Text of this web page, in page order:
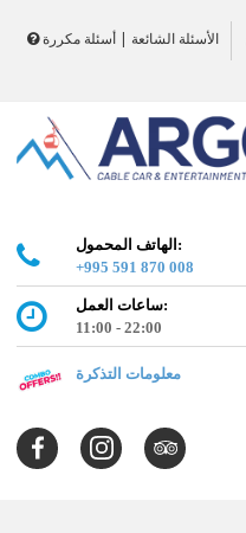
الأسئلة الشائعة | أسئلة مكررة
الهاتف المحمول:
+995 591 870 008
ساعات العمل:
11:00 - 22:00
معلومات التذكرة